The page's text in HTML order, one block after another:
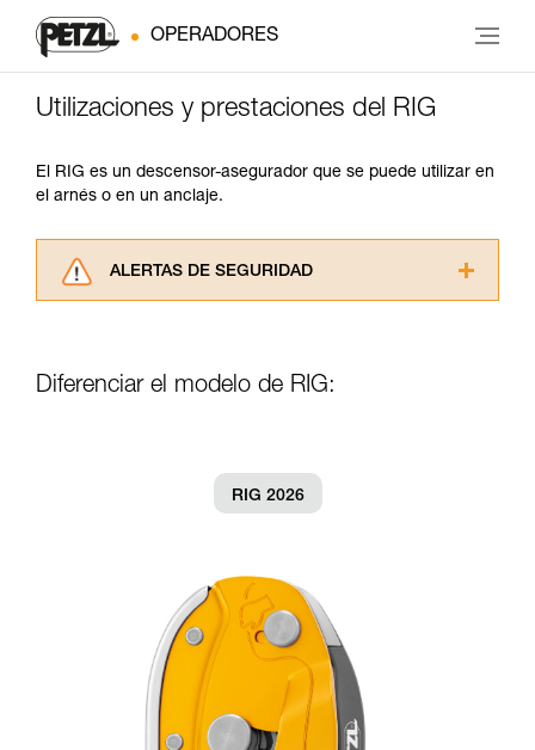
OPERADORES
Utilizaciones y prestaciones del RIG
El RIG es un descensor-asegurador que se puede utilizar en
el arnés o en un anclaje.
ALERTAS DE SEGURIDAD
información de la ficha técnica para poder
través de un profesional su capacidad para
ejecutar estas técnicas, solo y con total
Damos ejemplos de técnicas relacionadas con
su actividad. Pueden existir otras que no
describimos aquí.
Diferenciar el modelo de RIG:
RIG 2026